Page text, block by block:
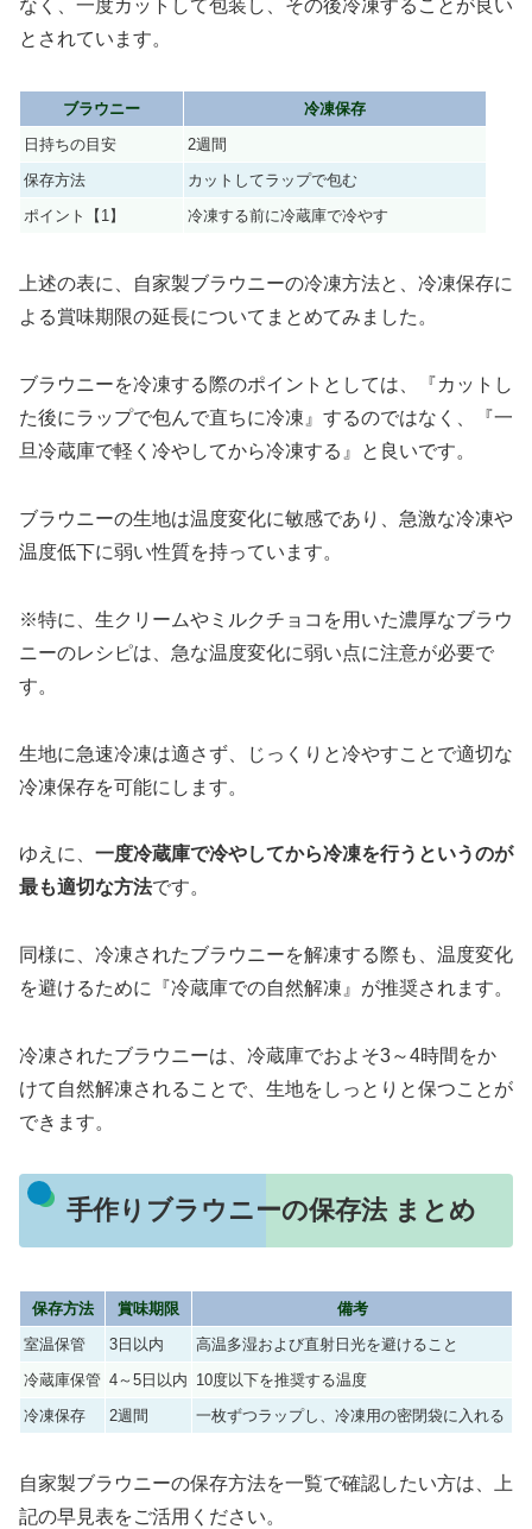
なく、一度カットして包装し、その後冷凍することが良い
とされています。
ブラウニー
冷凍保存
日持ちの目安
2週間
保存方法
カットしてラップで包む
ポイント【1】
冷凍する前に冷蔵庫で冷やす
上述の表に、自家製ブラウニーの冷凍方法と、冷凍保存に
よる賞味期限の延長についてまとめてみました。
ブラウニーを冷凍する際のポイントとしては、『カットし
た後にラップで包んで直ちに冷凍』するのではなく、『一
旦冷蔵庫で軽く冷やしてから冷凍する』と良いです。
ブラウニーの生地は温度変化に敏感であり、急激な冷凍や
温度低下に弱い性質を持っています。
※特に、生クリームやミルクチョコを用いた濃厚なブラウ
ニーのレシピは、急な温度変化に弱い点に注意が必要で
す。
生地に急速冷凍は適さず、じっくりと冷やすことで適切な
冷凍保存を可能にします。
ゆえに、 一度冷蔵庫で冷やしてから冷凍を行うというのが
最も適切な方法です。
同様に、冷凍されたブラウニーを解凍する際も、温度変化
を避けるために『冷蔵庫での自然解凍』が推奨されます。
冷凍されたブラウニーは、冷蔵庫でおよそ3～4時間をか
けて自然解凍されることで、生地をしっとりと保つことが
できます。
手作りブラウニーの保存法 まとめ
保存方法 賞味期限
備考
室温保管
3日以内
高温多湿および直射日光を避けること
冷蔵庫保管 4～5日以内 10度以下を推奨する温度
冷凍保存
2週間 一枚ずつラップし、冷凍用の密閉袋に入れる
自家製ブラウニーの保存方法を一覧で確認したい方は、上
記の早見表をご活用ください。